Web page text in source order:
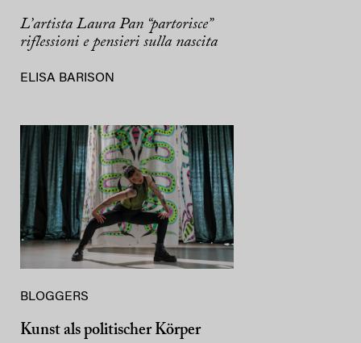
L’artista Laura Pan “partorisce”
riflessioni e pensieri sulla nascita
ELISA BARISON
BLOGGERS
Kunst als politischer Körper